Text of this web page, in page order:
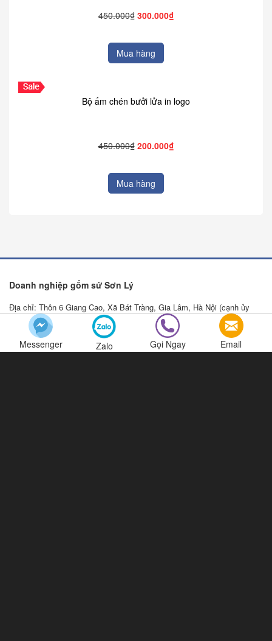
450.000₫ 300.000₫
Mua hàng
Bộ ấm chén bưởi lửa in logo
450.000₫ 200.000₫
Mua hàng
Doanh nghiệp gốm sứ Sơn Lý
Địa chỉ: Thôn 6 Giang Cao, Xã Bát Tràng, Gia Lâm, Hà Nội (cạnh ủy
ban nhân dân xã Bát Tràng).
Xưởng sản xuất: KCN làng nghề Bát Tràng, Gia lâm, Hà Nội.
Messenger Zalo Gọi Ngay Email